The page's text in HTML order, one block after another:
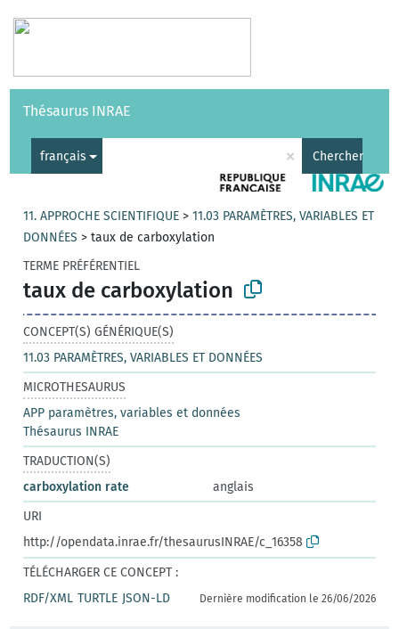
Vocabulaires API
Thésaurus INRAE
français × Chercher
11. APPROCHE SCIENTIFIQUE >11.03 PARAMÈTRES, VARIABLES ET
DONNÉES >taux de carboxylation
TERME PRÉFÉRENTIEL
taux de carboxylation
CONCEPT(S) GÉNÉRIQUE(S)
11.03 PARAMÈTRES, VARIABLES ET DONNÉES
MICROTHESAURUS
APP paramètres, variables et données
Thésaurus INRAE
TRADUCTION(S)
carboxylation rate
anglais
URI
http://opendata.inrae.fr/thesaurusINRAE/c_16358
TÉLÉCHARGER CE CONCEPT :
RDF/XML TURTLE JSON-LD Dernière modification le 26/06/2026